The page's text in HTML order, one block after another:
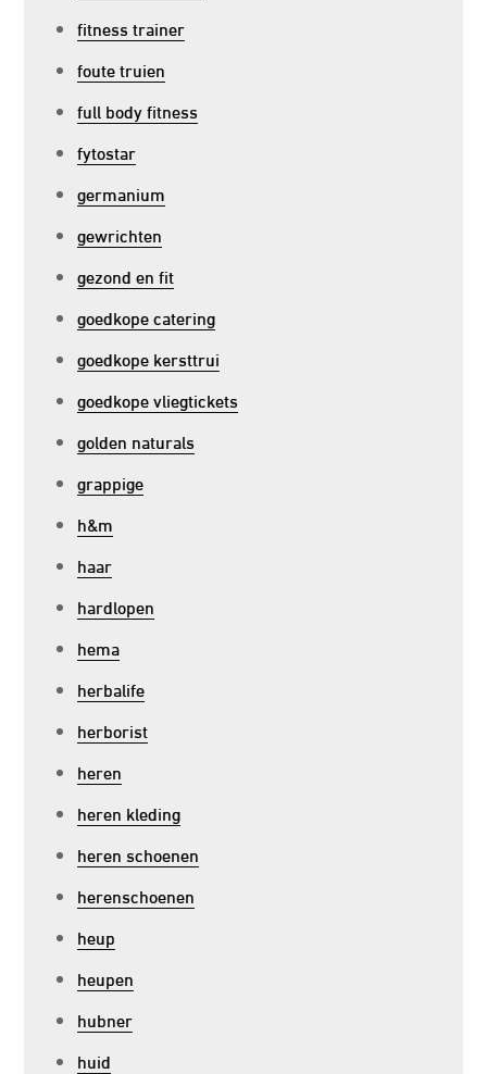
fitness trainer
foute truien
full body fitness
fytostar
germanium
gewrichten
gezond en fit
goedkope catering
goedkope kersttrui
goedkope vliegtickets
golden naturals
grappige
h&m
haar
hardlopen
hema
herbalife
herborist
heren
heren kleding
heren schoenen
herenschoenen
heup
heupen
hubner
huid